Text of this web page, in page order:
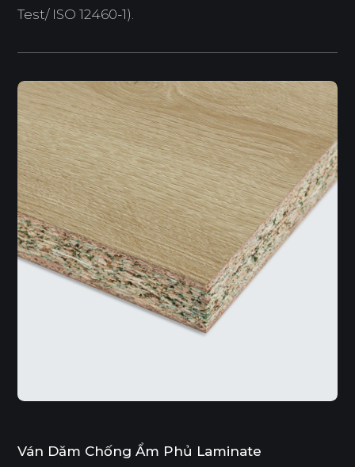
Test/ ISO 12460-1).
Ván Dăm Chống Ẩm Phủ Laminate